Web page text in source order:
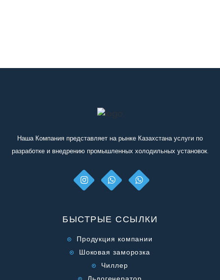
Наша Компания представляет на рынке Казахстана услуги по
разработке и внедрению промышленных холодильных установок.
БЫСТРЫЕ ССЫЛКИ
Продукция компании
Шоковая заморозка
Чиллер